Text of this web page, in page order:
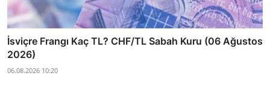
İsviçre Frangı Kaç TL? CHF/TL Sabah Kuru (06 Ağustos
2026)
06.08.2026 10:20